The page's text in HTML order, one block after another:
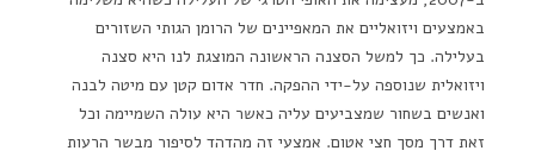
באמצעים ויזואליים את המאפיינים של הרומן הגותי השזורים
בעלילה. כך למשל הסצנה הראשונה המוצגת לנו היא סצנה
ויזואלית שנוספה על-ידי ההפקה. חדר אדום קטן עם מיטה לבנה
ואנשים בשחור שמצביעים עליה כאשר היא עולה השמיימה וכל
זאת דרך מסך חצי אטום. אמצעי זה מהדהד לסיפור מבשר הרעות